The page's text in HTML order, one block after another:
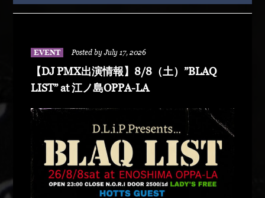
EVENT Posted by July 17, 2026
【DJ PMX出演情報】8/8（土）”BLAQ
LIST” at 江ノ島OPPA-LA